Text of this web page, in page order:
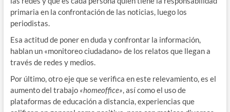
primaria en la confrontación de las noticias, luego los
periodistas.
Esa actitud de poner en duda y confrontar la información,
hablan un «monitoreo ciudadano» de los relatos que llegan a
través de redes y medios.
Por último, otro eje que se verifica en este relevamiento, es el
aumento del trabajo «homeoffice», así como el uso de
plataformas de educación a distancia, experiencias que